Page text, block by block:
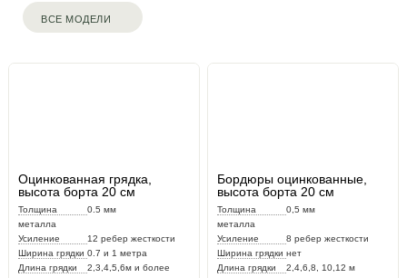
ВСЕ МОДЕЛИ
Оцинкованная грядка,
высота борта 20 см
Толщина
металла
0.5 мм
Усиление
12 ребер жесткости
Ширина грядки 0.7 и 1 метра
Длина грядки
2,3,4,5,6м и более
Бордюры оцинкованные,
высота борта 20 см
Толщина
металла
0,5 мм
Усиление
8 ребер жесткости
Ширина грядки нет
Длина грядки
2,4,6,8, 10,12 м